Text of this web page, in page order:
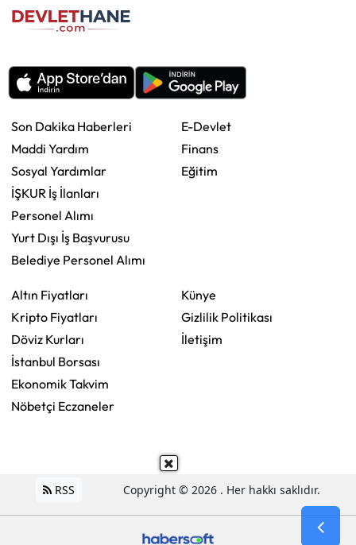
Son Dakika Haberleri
Maddi Yardım
Sosyal Yardımlar
İŞKUR İş İlanları
Personel Alımı
Yurt Dışı İş Başvurusu
Belediye Personel Alımı
E-Devlet
Finans
Eğitim
Altın Fiyatları
Kripto Fiyatları
Döviz Kurları
İstanbul Borsası
Ekonomik Takvim
Nöbetçi Eczaneler
Künye
Gizlilik Politikası
İletişim
RSS Copyright © 2026 . Her hakkı saklıdır.